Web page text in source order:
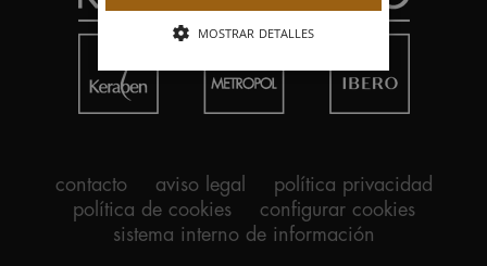
contacto aviso legal
política privacidad
política de cookies
configurar cookies
sistema interno de información
MOSTRAR DETALLES